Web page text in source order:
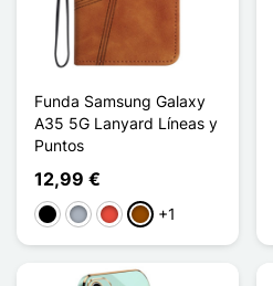
Funda Samsung Galaxy
A35 5G Lanyard Líneas y
Puntos
12,99 €
NegroGris RojoMarrón
+1